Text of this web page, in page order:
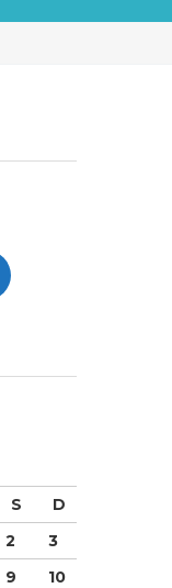
S
D
2
3
9
10